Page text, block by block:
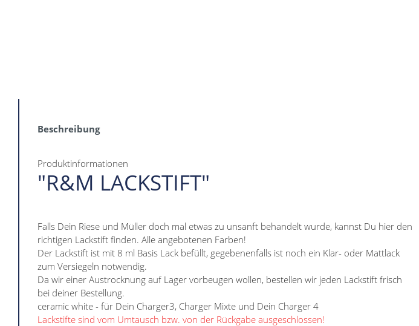
Beschreibung
Produktinformationen
"R&M LACKSTIFT"
Falls Dein Riese und Müller doch mal etwas zu unsanft behandelt wurde, kannst Du hier den
richtigen Lackstift finden. Alle angebotenen Farben!
Der Lackstift ist mit 8 ml Basis Lack befüllt, gegebenenfalls ist noch ein Klar- oder Mattlack
zum Versiegeln notwendig.
Da wir einer Austrocknung auf Lager vorbeugen wollen, bestellen wir jeden Lackstift frisch
bei deiner Bestellung.
ceramic white - für Dein Charger3, Charger Mixte und Dein Charger 4
Lackstifte sind vom Umtausch bzw. von der Rückgabe ausgeschlossen!